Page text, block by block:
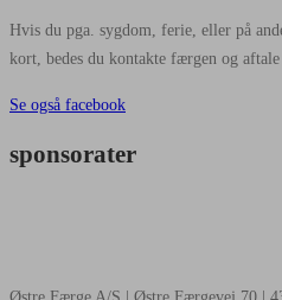
Hvis du pga. sygdom, ferie, eller på
kort, bedes du kontakte færgen og
Se også facebook
sponsorater